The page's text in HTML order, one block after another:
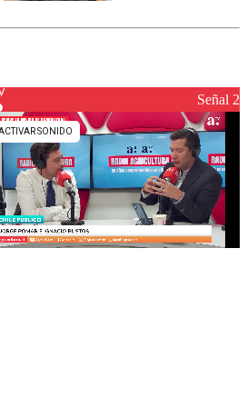
el fin de la
reconstrucciónSeñal 2